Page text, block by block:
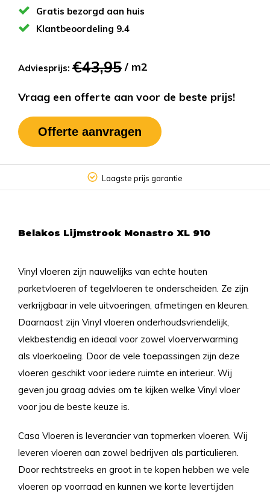
Gratis bezorgd aan huis
Klantbeoordeling 9.4
Adviesprijs: €43,95 / m2
Vraag een offerte aan voor de beste prijs!
Offerte aanvragen
Laagste prijs garantie
Belakos Lijmstrook Monastro XL 910
Vinyl vloeren zijn nauwelijks van echte houten
parketvloeren of tegelvloeren te onderscheiden. Ze zijn
verkrijgbaar in vele uitvoeringen, afmetingen en kleuren.
Daarnaast zijn Vinyl vloeren onderhoudsvriendelijk,
vlekbestendig en ideaal voor zowel vloerverwarming
als vloerkoeling. Door de vele toepassingen zijn deze
vloeren geschikt voor iedere ruimte en interieur. Wij
geven jou graag advies om te kijken welke Vinyl vloer
voor jou de beste keuze is.
Casa Vloeren is leverancier van topmerken vloeren. Wij
leveren vloeren aan zowel bedrijven als particulieren.
Door rechtstreeks en groot in te kopen hebben we vele
vloeren op voorraad en kunnen we korte levertijden